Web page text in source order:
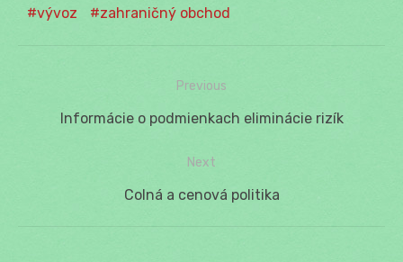
vývoz
zahraničný obchod
Navigácia
Previous
Previous
Informácie o podmienkach eliminácie rizík
Next
Next
Colná a cenová politika